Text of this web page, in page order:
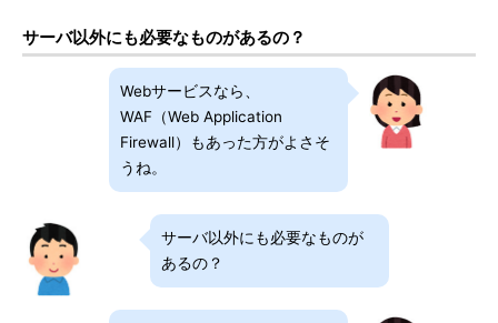
サーバ以外にも必要なものがあるの？
Webサービスなら、
WAF（Web Application
Firewall）もあった方がよさそ
うね。
サーバ以外にも必要なものが
あるの？